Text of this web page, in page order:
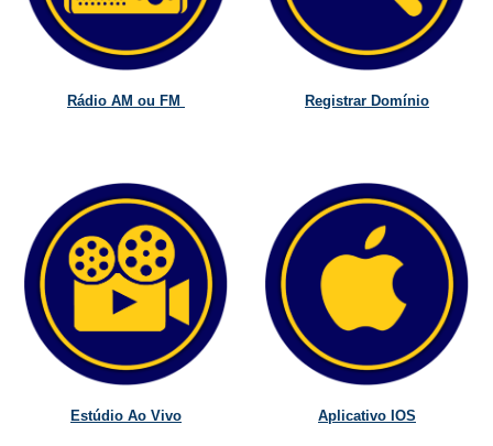
Rádio AM ou FM Registrar Domínio
Estúdio Ao Vivo Aplicativo IOS